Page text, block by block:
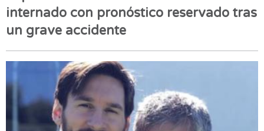
internado con pronóstico reservado tras
un grave accidente